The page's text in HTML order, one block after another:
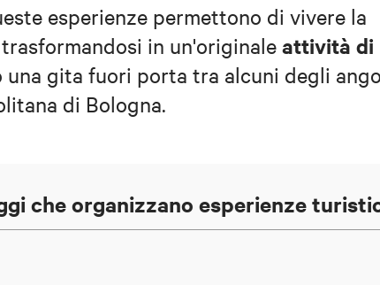
esperienze permettono di vivere la
in un'originale attività di
una gita fuori porta tra alcuni degli
di Bologna.
che organizzano esperienze